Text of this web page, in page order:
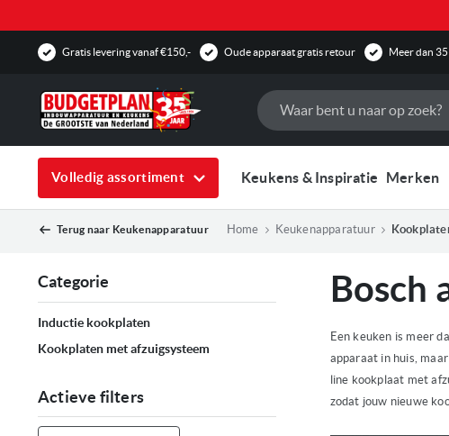
Gratis levering vanaf €150,- Oude apparaat gratis retour Meer dan
Zoek
Volledig assortiment Keukens & Inspiratie Merken
Terug naar Keukenapparatuur Home Keukenapparatuur
Bosch
Een keuken is meer
apparaat in huis,
line kookplaat met
zodat jouw nieuwe
Actieve filters
Categorie
Inductie kookplaten
Kookplaten met afzuigsysteem